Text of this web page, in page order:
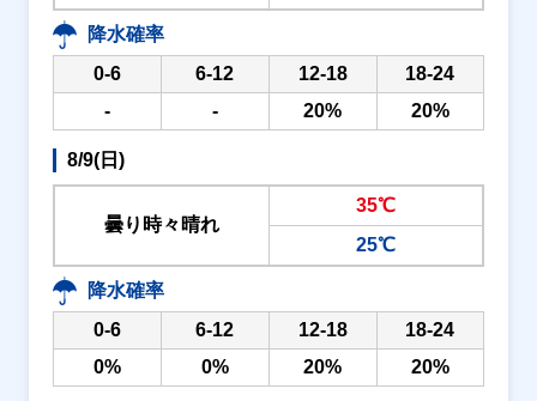
降水確率
0-6
6-12 12-18
18-24
-
- 20% 20%
8/9(日)
曇り時々晴れ
35℃
25℃
降水確率
0-6
6-12 12-18
18-24
0%
0% 20% 20%